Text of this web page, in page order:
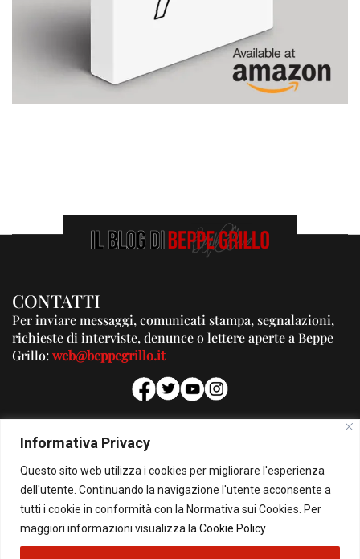
Informativa Privacy
Questo sito web utilizza i cookies per migliorare l'esperienza
dell'utente. Continuando la navigazione l'utente acconsente a
tutti i cookie in conformità con la Normativa sui Cookies. Per
maggiori informazioni visualizza la Cookie Policy
CONTATTI
Per inviare messaggi, comunicati stampa, segnalazioni,
richieste di interviste, denunce o lettere aperte a Beppe
Grillo:web@beppegrillo.it
PUBBLICITA'
Per la tua pubblicità su questo Blog:
pubblicita@beppegrillo.it
HOMEPAGE COOKIE POLICY PRIVACY POLICY CONTATTI